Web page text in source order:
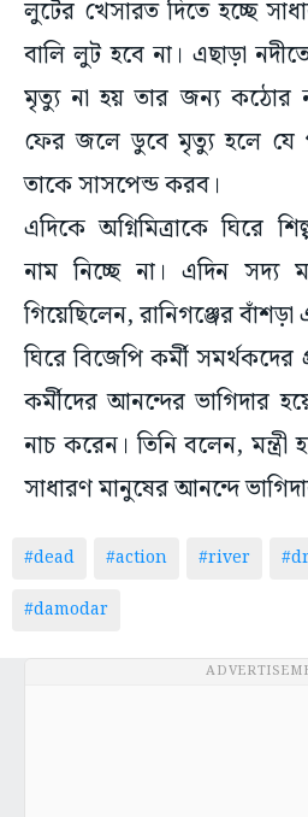
লুটের খেসারত দিতে হচ্ছে
বালি লুট হবে না। এছাড়া
মৃত্যু না হয় তার জন্য কঠোর
ফের জলে ডুবে মৃত্যু হলে যে
তাকে সাসপেন্ড করব।
এদিকে অগ্নিমিত্রাকে ঘিরে
নাম নিচ্ছে না। এদিন সদ্য
গিয়েছিলেন, রানিগঞ্জের
ঘিরে বিজেপি কর্মী সমর্থকদের
কর্মীদের আনন্দের ভাগিদার
নাচ করেন। তিনি বলেন,
সাধারণ মানুষের আনন্দে
#dead #action #river
#damodar